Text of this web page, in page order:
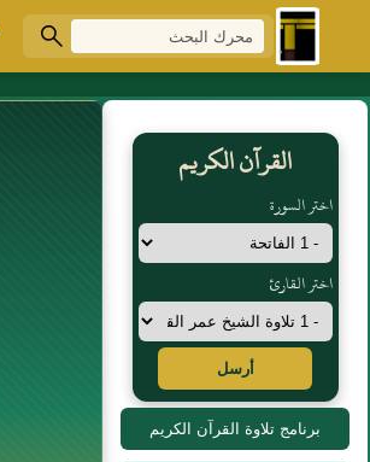
القرآن الكريم
اختر السورة
اختر القارئ
أرسل
برنامج تلاوة القرآن الكريم